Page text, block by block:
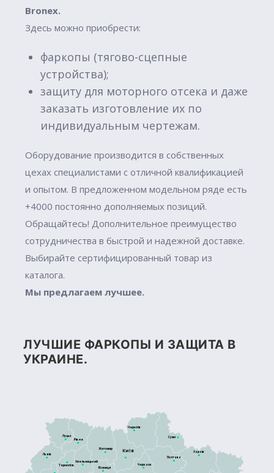
Вronex.
Здесь можно приобрести:
фаркопы (тягово-сцепные
устройства);
защиту для моторного отсека и даже
заказать изготовление их по
индивидуальным чертежам.
Оборудование производится в собственных
цехах специалистами с отличной квалификацией
и опытом. В предложенном модельном ряде есть
+4000 постоянно дополняемых позиций.
Обращайтесь! Дополнительное преимущество
сотрудничества в быстрой и надежной доставке.
Выбирайте сертифицированный товар из
каталога.
Мы предлагаем лучшее.
ЛУЧШИЕ ФАРКОПЫ И ЗАЩИТА В
УКРАИНЕ.
Луцьк
Київ
Житомир
Тернопіль
Рівне
Львів
Харків
Полтава
Черкаси
Суми
Чернігів
Вінниця
Хмельницький